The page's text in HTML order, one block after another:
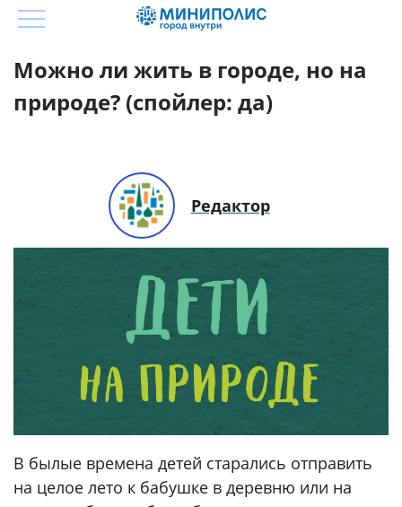
Можно ли жить в городе, но на
природе? (спойлер: да)
Редактор
В былые времена детей старались отправить
на целое лето к бабушке в деревню или на